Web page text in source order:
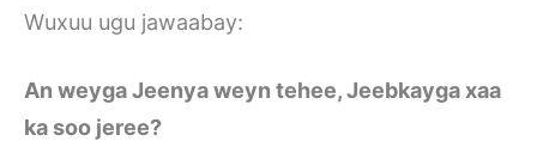
Wuxuu ugu jawaabay:
An weyga Jeenya weyn tehee, Jeebkayga xaa
ka soo jeree?